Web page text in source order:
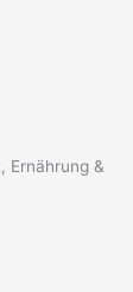
Ernährung &